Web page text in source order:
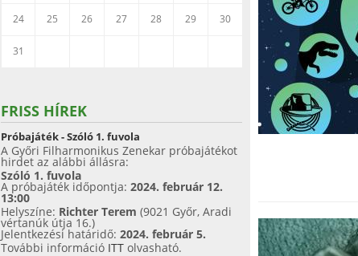
24 25 26 27 28 29 30
31
FRISS HÍREK
Próbajáték - Szóló 1. fuvola
A Győri Filharmonikus Zenekar próbajátékot
hirdet az alábbi állásra:
Szóló 1. fuvola
A próbajáték időpontja: 2024. február 12.
13:00
Helyszíne: Richter Terem (9021 Győr, Aradi
vértanúk útja 16.)
Jelentkezési határidő: 2024. február 5.
További információ ITT olvasható.